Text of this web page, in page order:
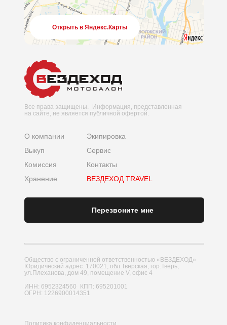
Все права защищены. Информация, представленная
на сайте, не является публичной офертой.
Общество с ограниченной ответственностью «ВЕЗДЕХОД»
Юридический адрес: 170021, обл.Тверская, гор.Тверь,
ул.Плеханова, дом 49, помещение V, офис 4
Политика конфиденциальности
ИНН: 6952324560 КПП: 695201001
ОГРН: 1226900014351
О компании
Комиссия
Хранение
Экипировка
Сервис
Контакты
ВЕЗДЕХОД.TRAVEL
Перезвоните мне
Выкуп
Открыть в Яндекс.Карты